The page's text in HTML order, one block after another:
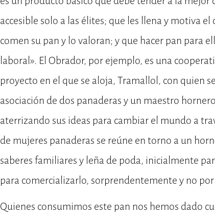
accesible solo a las élites; que les llena y motiva
comen su pan y lo valoran; y que hacer pan para
laboral». El Obrador, por ejemplo, es una
proyecto en el que se aloja, Tramallol, con quien
asociación de dos panaderas y un maestro
aterrizando sus ideas para cambiar el mundo a
de mujeres panaderas se reúne en torno a un
saberes familiares y leña de poda, inicialmente
para comercializarlo, sorprendentemente y no
Quienes consumimos este pan nos hemos dado